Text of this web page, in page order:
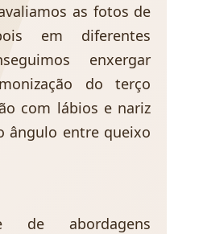
as fotos de
em diferentes
enxergar
do terço
com lábios e nariz
ângulo entre queixo
de abordagens